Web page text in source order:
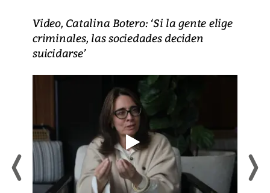
Video, Catalina Botero: ‘Si la gente elige
criminales, las sociedades deciden
suicidarse’